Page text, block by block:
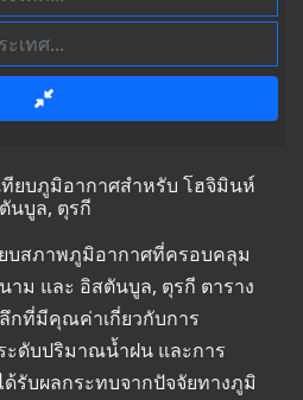
ยบภูมิอากาศสำหรับ โฮจิมินห์
นบูล, ตุรกี
บสภาพภูมิอากาศที่ครอบคลุม
าม และ อิสตันบูล, ตุรกี ตาราง
กที่มีคุณค่าเกี่ยวกับการ
ดับปริมาณน้ำฝน และการ
รับผลกระทบจากปัจจัยทางภูมิ